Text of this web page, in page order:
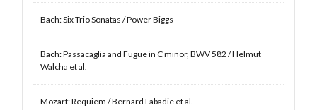
Bach: Six Trio Sonatas / Power Biggs
Bach: Passacaglia and Fugue in C minor, BWV 582 / Helmut
Walcha et al.
Mozart: Requiem / Bernard Labadie et al.